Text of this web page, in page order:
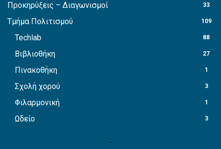
Προκηρύξεις – Διαγωνισμοί 33
Τμήμα Πολιτισμού 109
Techlab 88
Βιβλιοθήκη 27
Πινακοθήκη 1
Σχολή χορού 3
Φιλαρμονική 1
Ωδείο 3